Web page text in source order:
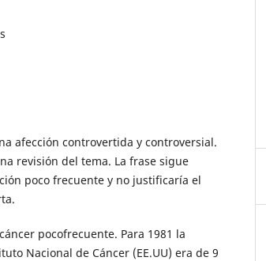
afección controvertida y controversial.
revisión del tema. La frase sigue
poco frecuente y no justificaría el
pocofrecuente. Para 1981 la
Nacional de Cáncer (EE.UU) era de 9